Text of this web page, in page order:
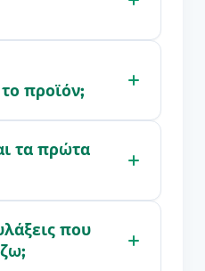
προϊόν;
τα πρώτα
που